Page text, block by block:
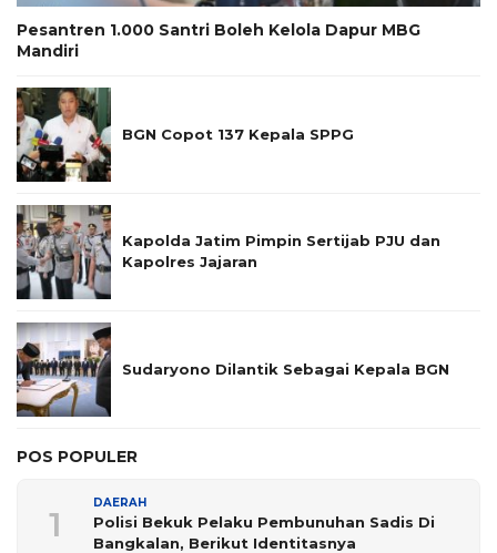
Pesantren 1.000 Santri Boleh Kelola Dapur MBG
Mandiri
BGN Copot 137 Kepala SPPG
Kapolda Jatim Pimpin Sertijab PJU dan
Kapolres Jajaran
Sudaryono Dilantik Sebagai Kepala BGN
POS POPULER
1
DAERAH
Polisi Bekuk Pelaku Pembunuhan Sadis Di
Bangkalan, Berikut Identitasnya